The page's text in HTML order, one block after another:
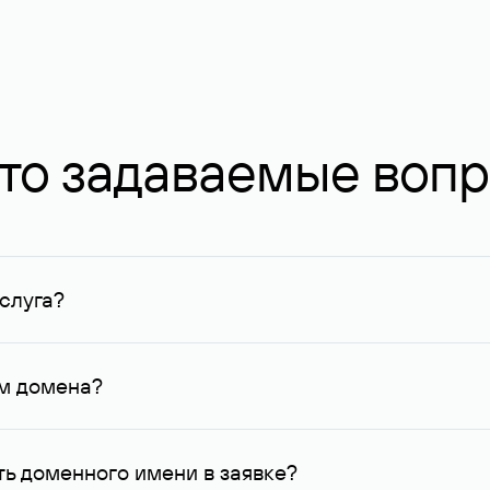
задаваемые
в Руцентре и у других регистраторов. Для доменов,
домена?
контактные данные, доступные Руцентру.
доменного имени в заявке?